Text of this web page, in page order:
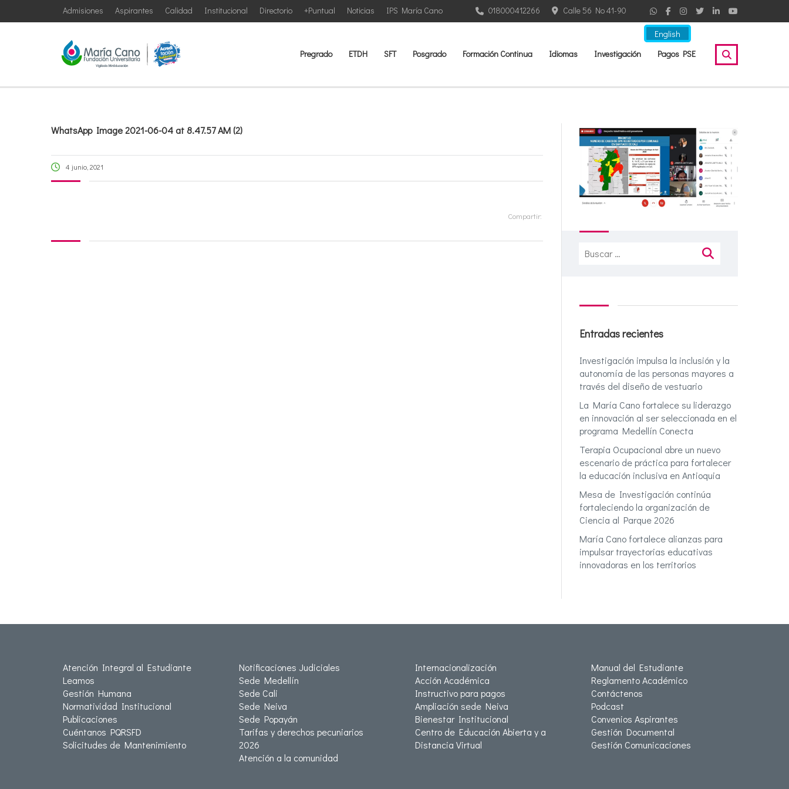
English
IPS María Cano
Noticias
+Puntual
Directorio
Institucional
Calidad
Aspirantes
Admisiones Calle 56 No 41-90
018000412266
Pregrado ETDH SFT Posgrado Formación Continua Idiomas Investigación Pagos PSE
WhatsApp Image 2021-06-04 at 8.47.57 AM (2)
4 junio, 2021
Compartir:
Buscar:
Entradas recientes
Investigación impulsa la inclusión y la
autonomía de las personas mayores a
través del diseño de vestuario
La María Cano fortalece su liderazgo
en innovación al ser seleccionada en el
programa Medellín Conecta
Terapia Ocupacional abre un nuevo
escenario de práctica para fortalecer
la educación inclusiva en Antioquia
Mesa de Investigación continúa
fortaleciendo la organización de
Ciencia al Parque 2026
María Cano fortalece alianzas para
impulsar trayectorias educativas
innovadoras en los territorios
Atención Integral al Estudiante
Leamos
Gestión Humana
Normatividad Institucional
Publicaciones
Cuéntanos PQRSFD
Solicitudes de Mantenimiento
Notificaciones Judiciales
Sede Medellín
Sede Cali
Sede Neiva
Sede Popayán
Tarifas y derechos pecuniarios
2026
Atención a la comunidad
Internacionalización
Acción Académica
Instructivo para pagos
Ampliación sede Neiva
Bienestar Institucional
Centro de Educación Abierta y a
Distancia Virtual
Manual del Estudiante
Reglamento Académico
Contáctenos
Podcast
Convenios Aspirantes
Gestión Documental
Gestión Comunicaciones